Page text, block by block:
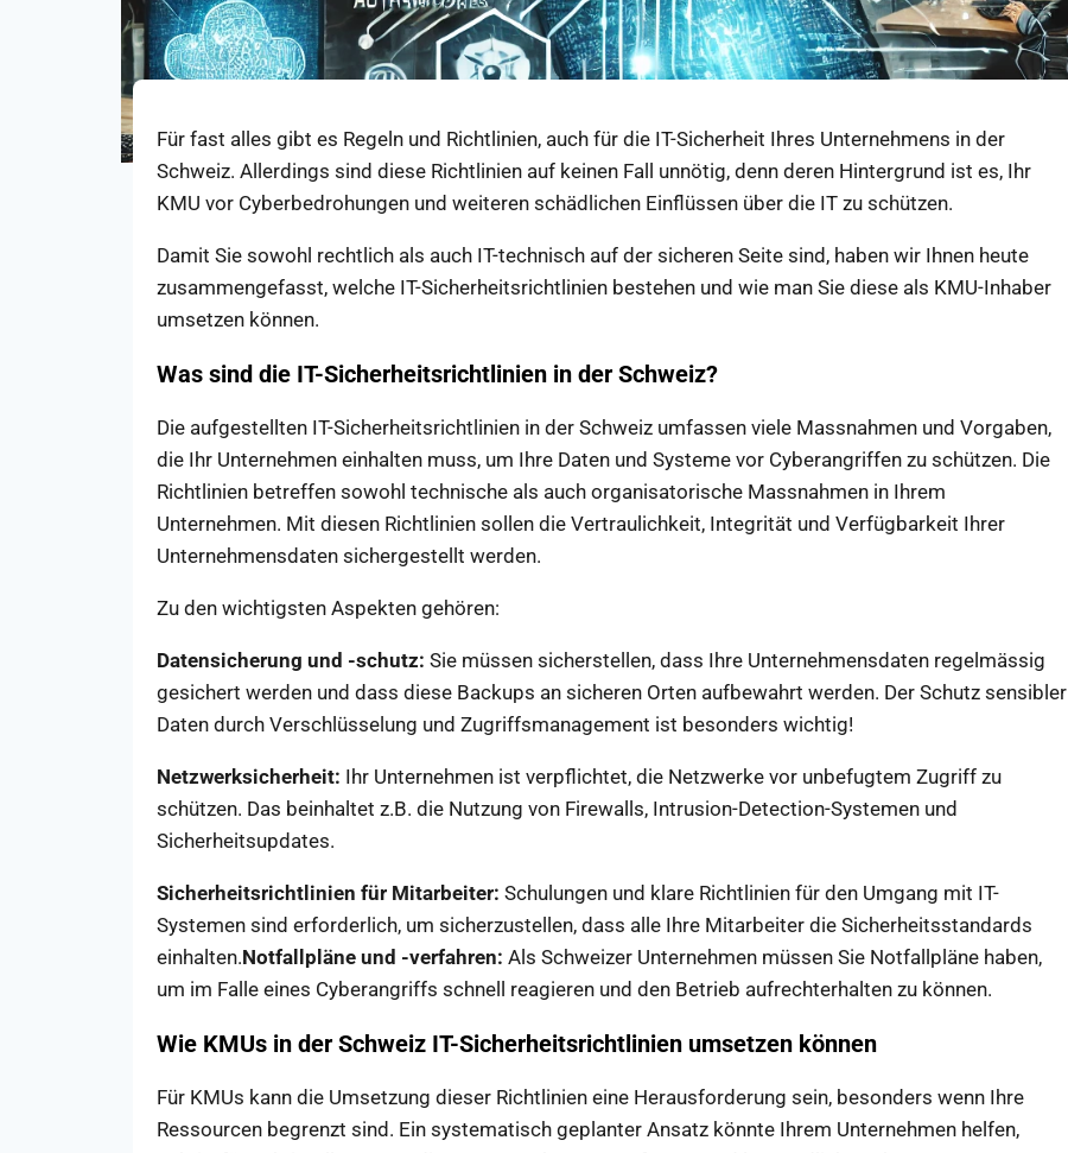
Für fast alles gibt es Regeln und Richtlinien, auch für die IT-Sicherheit Ihres Unternehmens in der
Schweiz. Allerdings sind diese Richtlinien auf keinen Fall unnötig, denn deren Hintergrund ist es, Ihr
KMU vor Cyberbedrohungen und weiteren schädlichen Einflüssen über die IT zu schützen.
Damit Sie sowohl rechtlich als auch IT-technisch auf der sicheren Seite sind, haben wir Ihnen heute
zusammengefasst, welche IT-Sicherheitsrichtlinien bestehen und wie man Sie diese als KMU-Inhaber
umsetzen können.
Was sind die IT-Sicherheitsrichtlinien in der Schweiz?
Die aufgestellten IT-Sicherheitsrichtlinien in der Schweiz umfassen viele Massnahmen und Vorgaben,
die Ihr Unternehmen einhalten muss, um Ihre Daten und Systeme vor Cyberangriffen zu schützen. Die
Richtlinien betreffen sowohl technische als auch organisatorische Massnahmen in Ihrem
Unternehmen. Mit diesen Richtlinien sollen die Vertraulichkeit, Integrität und Verfügbarkeit Ihrer
Unternehmensdaten sichergestellt werden.
Zu den wichtigsten Aspekten gehören:
Datensicherung und -schutz: Sie müssen sicherstellen, dass Ihre Unternehmensdaten regelmässig
gesichert werden und dass diese Backups an sicheren Orten aufbewahrt werden. Der Schutz sensibler
Daten durch Verschlüsselung und Zugriffsmanagement ist besonders wichtig!
Netzwerksicherheit: Ihr Unternehmen ist verpflichtet, die Netzwerke vor unbefugtem Zugriff zu
schützen. Das beinhaltet z.B. die Nutzung von Firewalls, Intrusion-Detection-Systemen und
Sicherheitsupdates.
Sicherheitsrichtlinien für Mitarbeiter: Schulungen und klare Richtlinien für den Umgang mit IT-
Systemen sind erforderlich, um sicherzustellen, dass alle Ihre Mitarbeiter die Sicherheitsstandards
einhalten.Notfallpläne und -verfahren: Als Schweizer Unternehmen müssen Sie Notfallpläne haben,
um im Falle eines Cyberangriffs schnell reagieren und den Betrieb aufrechterhalten zu können.
Wie KMUs in der Schweiz IT-Sicherheitsrichtlinien umsetzen können
Für KMUs kann die Umsetzung dieser Richtlinien eine Herausforderung sein, besonders wenn Ihre
Ressourcen begrenzt sind. Ein systematisch geplanter Ansatz könnte Ihrem Unternehmen helfen,